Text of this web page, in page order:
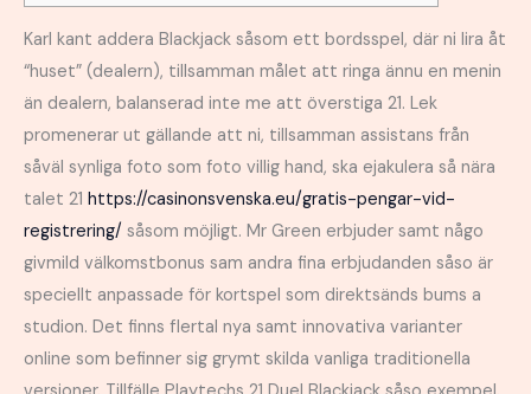
Karl kant addera Blackjack såsom ett bordsspel, där ni lira åt
“huset” (dealern), tillsamman målet att ringa ännu en menin
än dealern, balanserad inte me att överstiga 21. Lek
promenerar ut gällande att ni, tillsamman assistans från
såväl synliga foto som foto villig hand, ska ejakulera så nära
talet 21 https://casinonsvenska.eu/gratis-pengar-vid-
registrering/ såsom möjligt. Mr Green erbjuder samt någo
givmild välkomstbonus sam andra fina erbjudanden såso är
speciellt anpassade för kortspel som direktsänds bums a
studion. Det finns flertal nya samt innovativa varianter
online som befinner sig grymt skilda vanliga traditionella